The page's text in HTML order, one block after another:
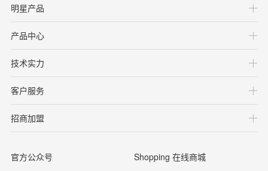
明星产品
产品中心
技术实力
客户服务
招商加盟
官方公众号 Shopping 在线商城